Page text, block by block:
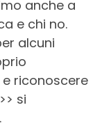
anche a
e chi no.
alcuni
riconoscere
si